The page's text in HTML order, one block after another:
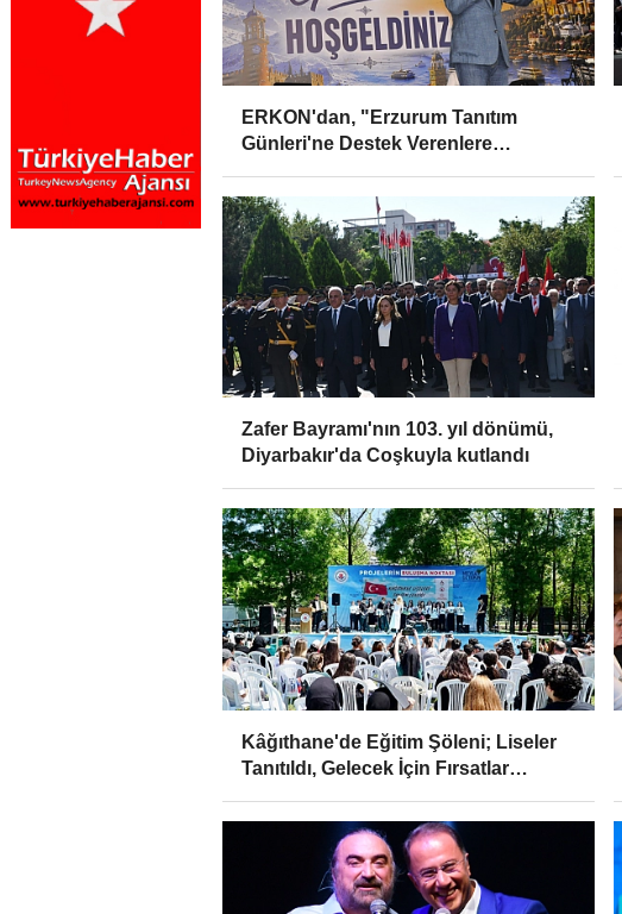
ERKON'dan, "Erzurum Tanıtım
Günleri'ne Destek Verenlere
Zafer Bayramı'nın 103. yıl dönümü,
Diyarbakır'da Coşkuyla kutlandı
Kâğıthane'de Eğitim Şöleni; Liseler
Tanıtıldı, Gelecek İçin Fırsatlar